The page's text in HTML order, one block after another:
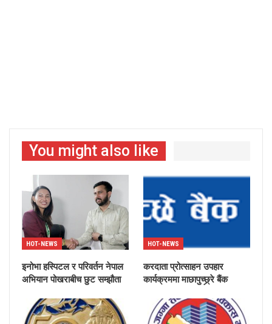
You might also like
HOT-NEWS
इनोभा हस्पिटल र परिवर्तन नेपाल
अभियान पोखराबीच छुट सम्झौता
HOT-NEWS
करदाता प्रोत्साहन उपहार
कार्यक्रममा माछापुच्छ्र्रे बैंक